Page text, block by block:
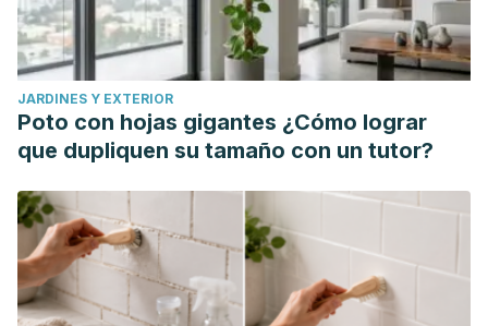
JARDINES Y EXTERIOR
Poto con hojas gigantes ¿Cómo lograr
que dupliquen su tamaño con un tutor?